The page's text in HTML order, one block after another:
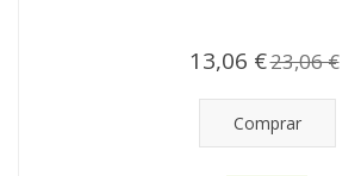
13,06 €23,06 €
Comprar